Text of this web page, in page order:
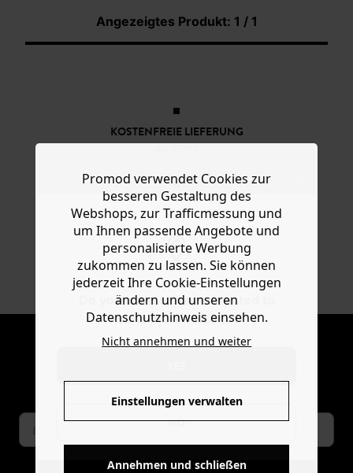
Do you want to be redirected to
www.promod.com ?
NO
Angezeigtes Produkt: 1 / 1
KOSTENFREIE LIEFERUNG
30 TAGE RÜCKGABERECHT
SICHER BEZAHLEN
Klarna, Apple Pay, Visa, PayPal
NEWSLETTER
erhalten
Promod verwendet Cookies zur
besseren Gestaltung des
Webshops, zur Trafficmessung und
um Ihnen passende Angebote und
personalisierte Werbung
zukommen zu lassen. Sie können
jederzeit Ihre Cookie-Einstellungen
ändern und unseren
Datenschutzhinweis einsehen.
Nicht annehmen und weiter
Einstellungen verwalten
Annehmen und schließen